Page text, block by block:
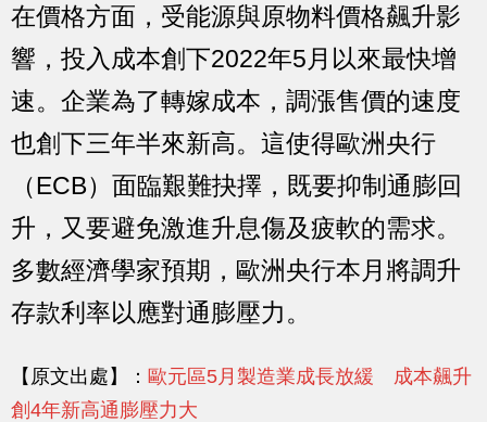
在價格方面，受能源與原物料價格飆升影
響，投入成本創下2022年5月以來最快增
速。企業為了轉嫁成本，調漲售價的速度
也創下三年半來新高。這使得歐洲央行
（ECB）面臨艱難抉擇，既要抑制通膨回
升，又要避免激進升息傷及疲軟的需求。
多數經濟學家預期，歐洲央行本月將調升
存款利率以應對通膨壓力。
【原文出處】： 歐元區5月製造業成長放緩 成本飆升
創4年新高通膨壓力大